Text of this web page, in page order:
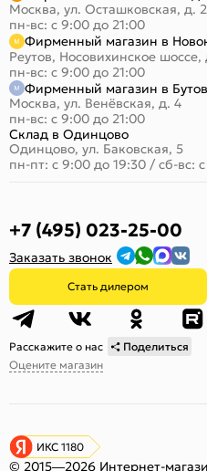
Москва, ул. Осташковская, д.
пн-вс: с 9:00 до 21:00
Фирменный магазин в
Реутов, Носовихинское шоссе,
пн-вс: с 9:00 до 21:00
Фирменный магазин в
Москва, ул. Венёвская, д. 4
пн-вс: с 9:00 до 21:00
Склад в Одинцово
Одинцово, ул. Баковская, 5
пн-пт: с 9:00 до 19:30 / сб-вс:
+7 (495) 023-25-00
Заказать звонок
Стать дилером
Расскажите о нас
Поделиться
Оцените магазин
ИКС 1180
© 2015—2026 Интернет-